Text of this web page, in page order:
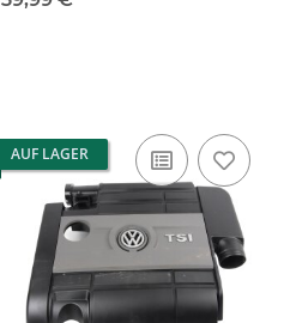
AUF LAGER